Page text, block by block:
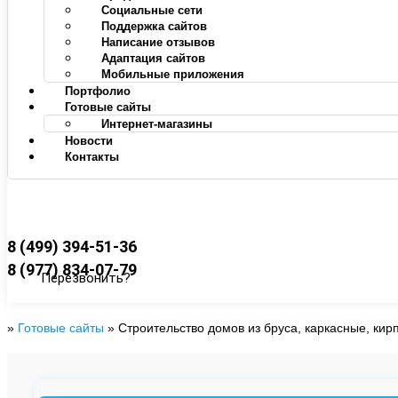
Социальные сети
Поддержка сайтов
Написание отзывов
Адаптация сайтов
Мобильные приложения
Портфолио
Готовые сайты
Интернет-магазины
Новости
Контакты
8 (499) 394-51-36
8 (977) 834-07-79
Перезвонить?
» Готовые сайты » Строительство домов из бруса, каркасные,